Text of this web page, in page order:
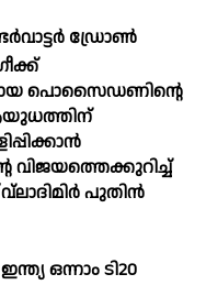
ഡ്രോണ്‍
പൊസൈഡണിന്റെ
വിജയത്തെക്കുറിച്ച്
പുതിന്‍
ഒന്നാം ടി20